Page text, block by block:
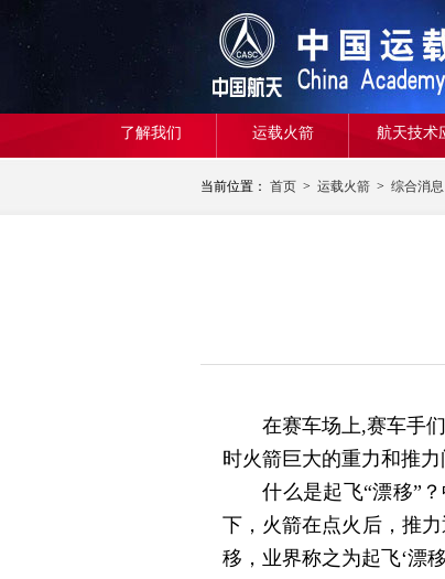
了解我们 运载火箭 航天技术
当前位置： 首页 > 运载火箭 > 综合消息
在赛车场上,赛车手们
时火箭巨大的重力和推
什么是起飞“漂移”？
下，火箭在点火后，推
移，业界称之为起飞‘漂移